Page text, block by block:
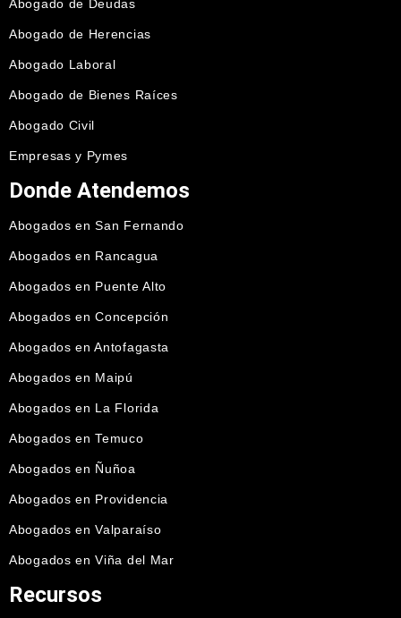
Abogado de Deudas
Abogado de Herencias
Abogado Laboral
Abogado de Bienes Raíces
Abogado Civil
Empresas y Pymes
Donde Atendemos
Abogados en San Fernando
Abogados en Rancagua
Abogados en Puente Alto
Abogados en Concepción
Abogados en Antofagasta
Abogados en Maipú
Abogados en La Florida
Abogados en Temuco
Abogados en Ñuñoa
Abogados en Providencia
Abogados en Valparaíso
Abogados en Viña del Mar
Recursos